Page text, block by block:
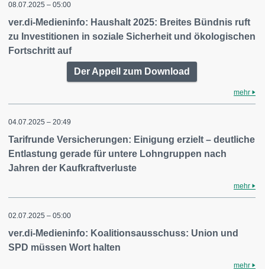
08.07.2025 – 05:00
ver.di-Medieninfo: Haushalt 2025: Breites Bündnis ruft
zu Investitionen in soziale Sicherheit und ökologischen
Fortschritt auf
Der Appell zum Download
mehr
04.07.2025 – 20:49
Tarifrunde Versicherungen: Einigung erzielt – deutliche
Entlastung gerade für untere Lohngruppen nach
Jahren der Kaufkraftverluste
mehr
02.07.2025 – 05:00
ver.di-Medieninfo: Koalitionsausschuss: Union und
SPD müssen Wort halten
mehr